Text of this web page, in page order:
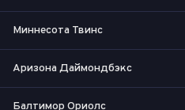
Миннесота Твинс
Аризона Даймондбэкс
Балтимор Ориолс